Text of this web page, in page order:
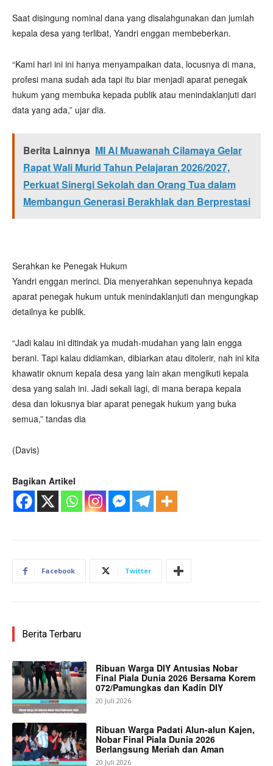
Saat disingung nominal dana yang disalahgunakan dan jumlah
kepala desa yang terlibat, Yandri enggan membeberkan.
“Kami hari ini ini hanya menyampaikan data, locusnya di mana,
profesi mana sudah ada tapi itu biar menjadi aparat penegak
hukum yang membuka kepada publik atau menindaklanjuti dari
data yang ada,” ujar dia.
Berita Lainnya MI Al Muawanah Cilamaya Gelar
Rapat Wali Murid Tahun Pelajaran 2026/2027,
Perkuat Sinergi Sekolah dan Orang Tua dalam
Membangun Generasi Berakhlak dan Berprestasi
Serahkan ke Penegak Hukum
Yandri enggan merinci. Dia menyerahkan sepenuhnya kepada
aparat penegak hukum untuk menindaklanjuti dan mengungkap
detailnya ke publik.
“Jadi kalau ini ditindak ya mudah-mudahan yang lain engga
berani. Tapi kalau didiamkan, dibiarkan atau ditolerir, nah ini kita
khawatir oknum kepala desa yang lain akan mengikuti kepala
desa yang salah ini. Jadi sekali lagi, di mana berapa kepala
desa dan lokusnya biar aparat penegak hukum yang buka
semua,” tandas dia
(Davis)
Bagikan Artikel
Facebook Twitter
Berita Terbaru
Ribuan Warga DIY Antusias Nobar
Final Piala Dunia 2026 Bersama Korem
072/Pamungkas dan Kadin DIY
20 Juli 2026
Ribuan Warga Padati Alun-alun Kajen,
Nobar Final Piala Dunia 2026
Berlangsung Meriah dan Aman
20 Juli 2026